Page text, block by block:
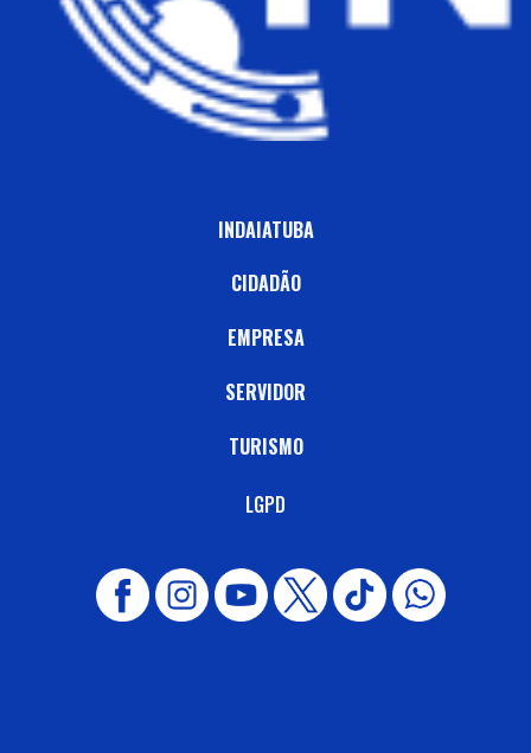
INDAIATUBA
CIDADÃO
EMPRESA
SERVIDOR
TURISMO
LGPD